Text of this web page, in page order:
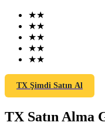
★★
★★
★★
★★
★★
TX Şimdi Satın Al
TX Satın Alma